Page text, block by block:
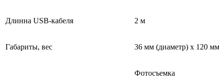
Длинна USB-кабеля 2 м
Габариты, вес 36 мм (диаметр) x 120
Фотосъемка